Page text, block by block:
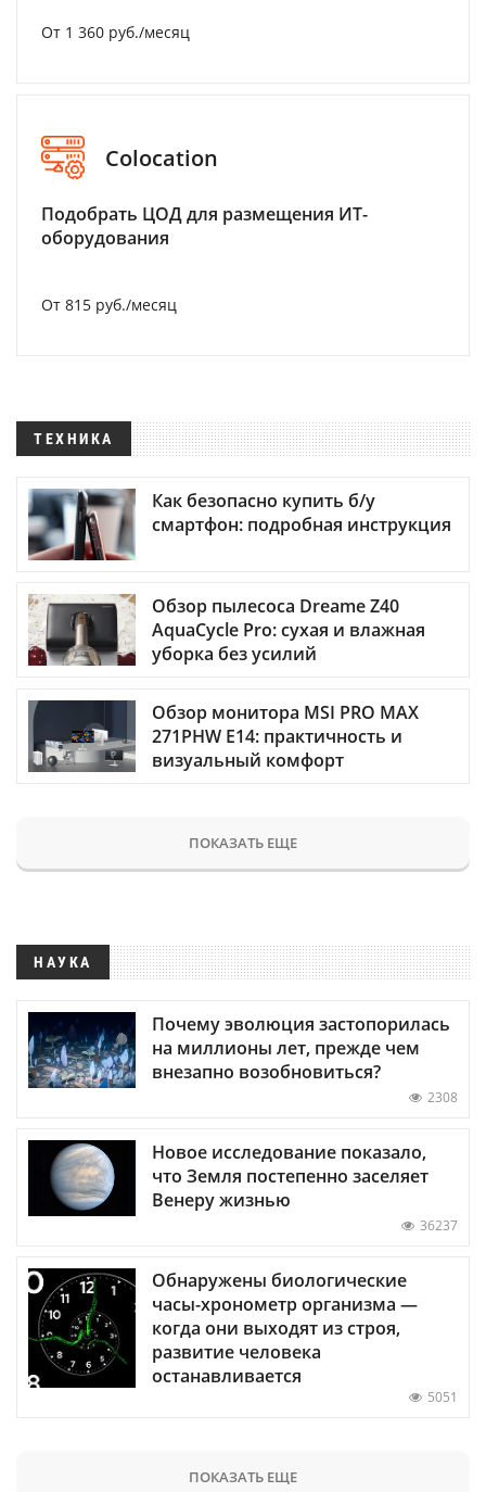
От 1 360 руб./месяц
Colocation
Подобрать ЦОД для размещения ИТ-
оборудования
От 815 руб./месяц
ТЕХНИКА
Как безопасно купить б/у
смартфон: подробная инструкция
Обзор пылесоса Dreame Z40
AquaCycle Pro: сухая и влажная
уборка без усилий
Обзор монитора MSI PRO MAX
271PHW E14: практичность и
визуальный комфорт
ПОКАЗАТЬ ЕЩЕ
НАУКА
Почему эволюция застопорилась
на миллионы лет, прежде чем
внезапно возобновиться?
2308
Новое исследование показало,
что Земля постепенно заселяет
Венеру жизнью
36237
Обнаружены биологические
часы-хронометр организма —
когда они выходят из строя,
развитие человека
останавливается
5051
ПОКАЗАТЬ ЕЩЕ